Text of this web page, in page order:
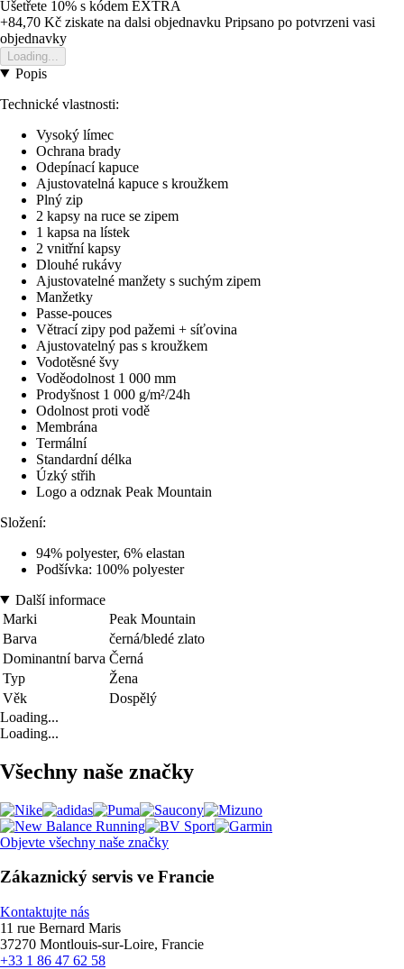
Ušetřete 10% s kódem EXTRA
+84,70 Kč ziskate na dalsi objednavku Pripsano po potvrzeni vasi
objednavky
Loading...
Popis
Technické vlastnosti:
Vysoký límec
Ochrana brady
Odepínací kapuce
Ajustovatelná kapuce s kroužkem
Plný zip
2 kapsy na ruce se zipem
1 kapsa na lístek
2 vnitřní kapsy
Dlouhé rukávy
Ajustovatelné manžety s suchým zipem
Manžetky
Passe-pouces
Větrací zipy pod pažemi + síťovina
Ajustovatelný pas s kroužkem
Vodotěsné švy
Voděodolnost 1 000 mm
Prodyšnost 1 000 g/m²/24h
Odolnost proti vodě
Membrána
Termální
Standardní délka
Úzký střih
Logo a odznak Peak Mountain
Složení:
94% polyester, 6% elastan
Podšívka: 100% polyester
Další informace
Marki
Peak Mountain
Barva
černá/bledé zlato
Dominantní barva Černá
Typ
Žena
Věk
Dospělý
Loading...
Loading...
Všechny naše značky
Objevte všechny naše značky
Zákaznický servis ve Francie
Kontaktujte nás
11 rue Bernard Maris
37270 Montlouis-sur-Loire, Francie
+33 1 86 47 62 58